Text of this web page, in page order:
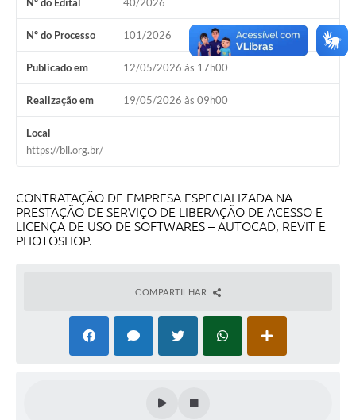
Arquivos para Download
Carta de Serviços
Galeria de Fotos
Galeria de Vídeos
Notícias
Ouvidoria
Sistema de Bibliotecas Públicas
Atribuição de Aulas
Nº do Processo 101/2026
Publicado em 12/05/2026 às 17h00
Realização em 19/05/2026 às 09h00
Local
https://bll.org.br/
CONTRATAÇÃO DE EMPRESA ESPECIALIZADA NA
PRESTAÇÃO DE SERVIÇO DE LIBERAÇÃO DE ACESSO E
LICENÇA DE USO DE SOFTWARES – AUTOCAD, REVIT E
PHOTOSHOP.
COMPARTILHAR